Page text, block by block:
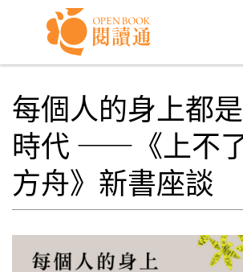
Skip to navigation
移至主內容
每個人的身上都
時代 ——《上不
方舟》新書座談